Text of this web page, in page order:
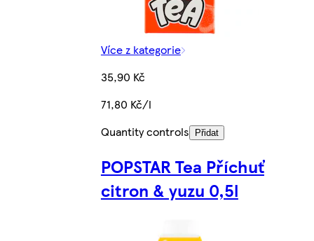
Více z kategorie
35,90 Kč
71,80 Kč/l
Quantity controls
Přidat
POPSTAR Tea Příchuť
citron & yuzu 0,5l